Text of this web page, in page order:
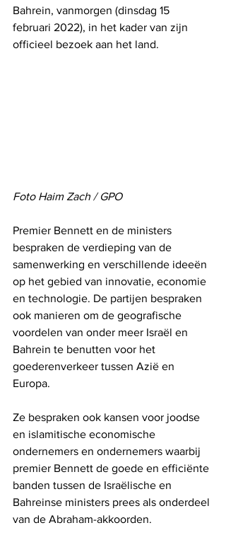
Bahrein, vanmorgen (dinsdag 15
februari 2022), in het kader van zijn
officieel bezoek aan het land.
Foto Haim Zach / GPO
Premier Bennett en de ministers
bespraken de verdieping van de
samenwerking en verschillende ideeën
op het gebied van innovatie, economie
en technologie. De partijen bespraken
ook manieren om de geografische
voordelen van onder meer Israël en
Bahrein te benutten voor het
goederenverkeer tussen Azië en
Europa.
Ze bespraken ook kansen voor joodse
en islamitische economische
ondernemers en ondernemers waarbij
premier Bennett de goede en efficiënte
banden tussen de Israëlische en
Bahreinse ministers prees als onderdeel
van de Abraham-akkoorden.